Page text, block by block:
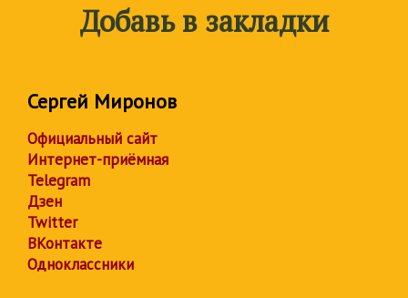
Добавь в закладки
Сергей Миронов
Официальный сайт
Интернет-приёмная
Telegram
Дзен
Twitter
ВКонтакте
Одноклассники